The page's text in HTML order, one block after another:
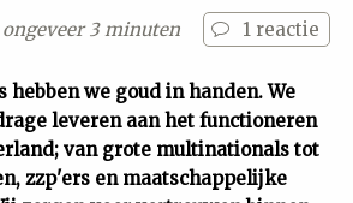
3 minuten 1 reactie
hebben we goud in handen. We
leveren aan het functioneren
van grote multinationals tot
zzp'ers en maatschappelijke